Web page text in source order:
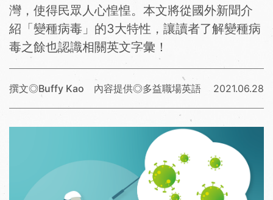
灣，使得民眾人心惶惶。本文將從國外新聞介
紹「變種病毒」的3大特性，讓讀者了解變種病
毒之餘也認識相關英文字彙！
撰文◎Buffy Kao 內容提供◎多益職場英語 2021.06.28